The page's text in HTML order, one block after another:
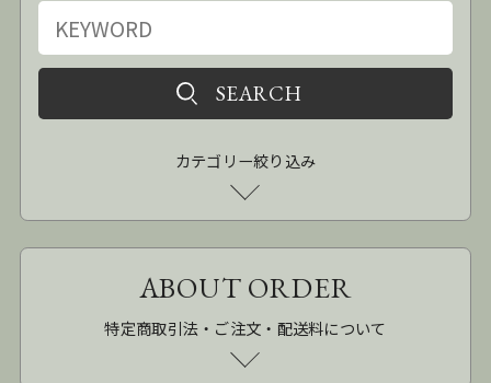
カテゴリー絞り込み
ABOUT ORDER
特定商取引法・ご注文・配送料について